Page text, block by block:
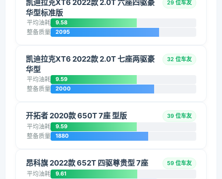
凯迪拉克XT6 2022款 2.0T 六座四驱豪
华型标准版
29 位车友
平均油耗 9.58
整备质量 2095
凯迪拉克XT6 2022款 2.0T 七座两驱豪
华型
32 位车友
平均油耗 9.59
整备质量 2000
开拓者 2020款 650T 7座 型版 39 位车友
平均油耗 9.59
整备质量 1880
昂科旗 2022款 652T 四驱尊贵型 7座 59 位车友
平均油耗 9.61